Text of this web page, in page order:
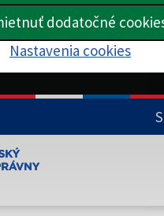
dodatočné
Nastavenia cookies
oficiálna
stránka Prešovského